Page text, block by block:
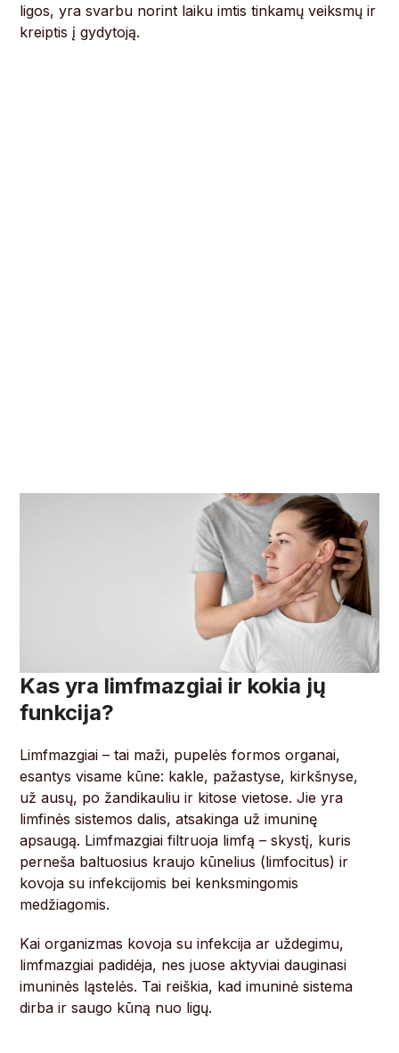
ligos, yra svarbu norint laiku imtis tinkamų veiksmų ir
kreiptis į gydytoją.
Kas yra limfmazgiai ir kokia jų
funkcija?
Limfmazgiai – tai maži, pupelės formos organai,
esantys visame kūne: kakle, pažastyse, kirkšnyse,
už ausų, po žandikauliu ir kitose vietose. Jie yra
limfinės sistemos dalis, atsakinga už imuninę
apsaugą. Limfmazgiai filtruoja limfą – skystį, kuris
perneša baltuosius kraujo kūnelius (limfocitus) ir
kovoja su infekcijomis bei kenksmingomis
medžiagomis.
Kai organizmas kovoja su infekcija ar uždegimu,
limfmazgiai padidėja, nes juose aktyviai dauginasi
imuninės ląstelės. Tai reiškia, kad imuninė sistema
dirba ir saugo kūną nuo ligų.